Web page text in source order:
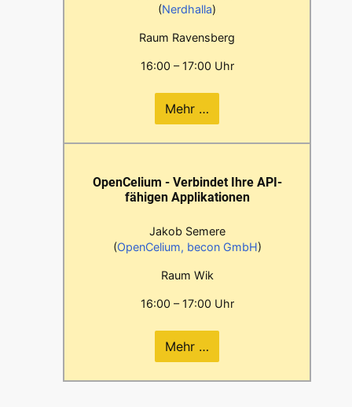
(Nerdhalla)
Raum Ravensberg
16:00 – 17:00 Uhr
Mehr …
OpenCelium - Verbindet Ihre API-
fähigen Applikationen
Jakob Semere
(OpenCelium, becon GmbH)
Raum Wik
16:00 – 17:00 Uhr
Mehr …